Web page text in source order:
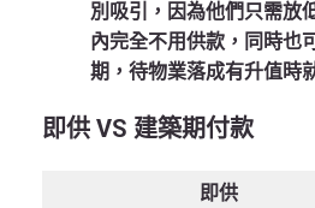
別吸引，因為他們只需放
內完全不用供款，同時也
期，待物業落成有升值時
即供 VS 建築期付款
即供